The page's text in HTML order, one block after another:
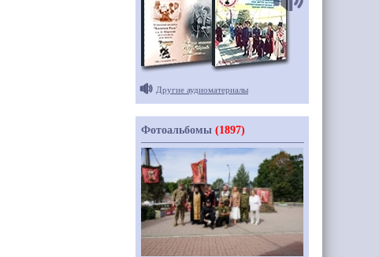
Другие аудиоматериалы
Фотоальбомы (1897)